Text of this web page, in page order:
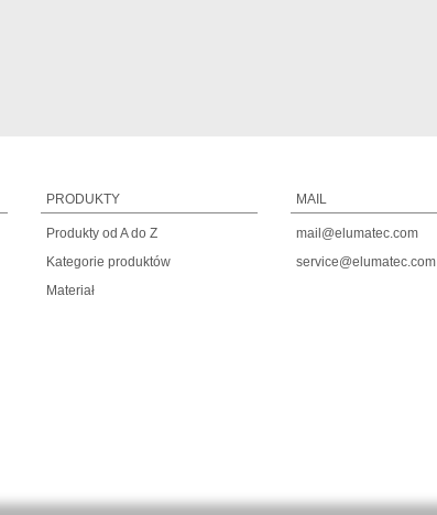
PRODUKTY
Produkty od A do Z
Kategorie produktów
Materiał
MAIL
mail@elumatec.com
service@elumatec.com